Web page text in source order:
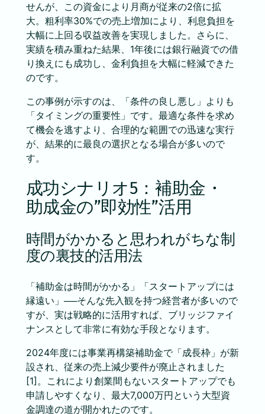
せんが、この資金により月商が従来の2倍に拡
大。粗利率30%での売上増加により、利息負担を
大幅に上回る収益改善を実現しました。さらに、
実績を積み重ねた結果、1年後には銀行融資での借
り換えにも成功し、金利負担を大幅に軽減できた
のです。
この事例が示すのは、「条件の良し悪し」よりも
「タイミングの重要性」です。最適な条件を求め
て機会を逃すより、合理的な範囲での迅速な実行
が、結果的に最良の選択となる場合が多いので
す。
成功シナリオ5：補助金・
助成金の”即効性”活用
時間がかかると思われがちな制
度の裏技的活用法
「補助金は時間がかかる」「スタートアップには
縁遠い」──そんな先入観を持つ経営者が多いので
すが、実は戦略的に活用すれば、ブリッジファイ
ナンスとして非常に有効な手段となります。
2024年度には事業再構築補助金で「成長枠」が新
設され、従来の売上減少要件が廃止されました
[1]。これにより創業間もないスタートアップでも
申請しやすくなり、最大7,000万円という大型資
金調達の道が開かれたのです。